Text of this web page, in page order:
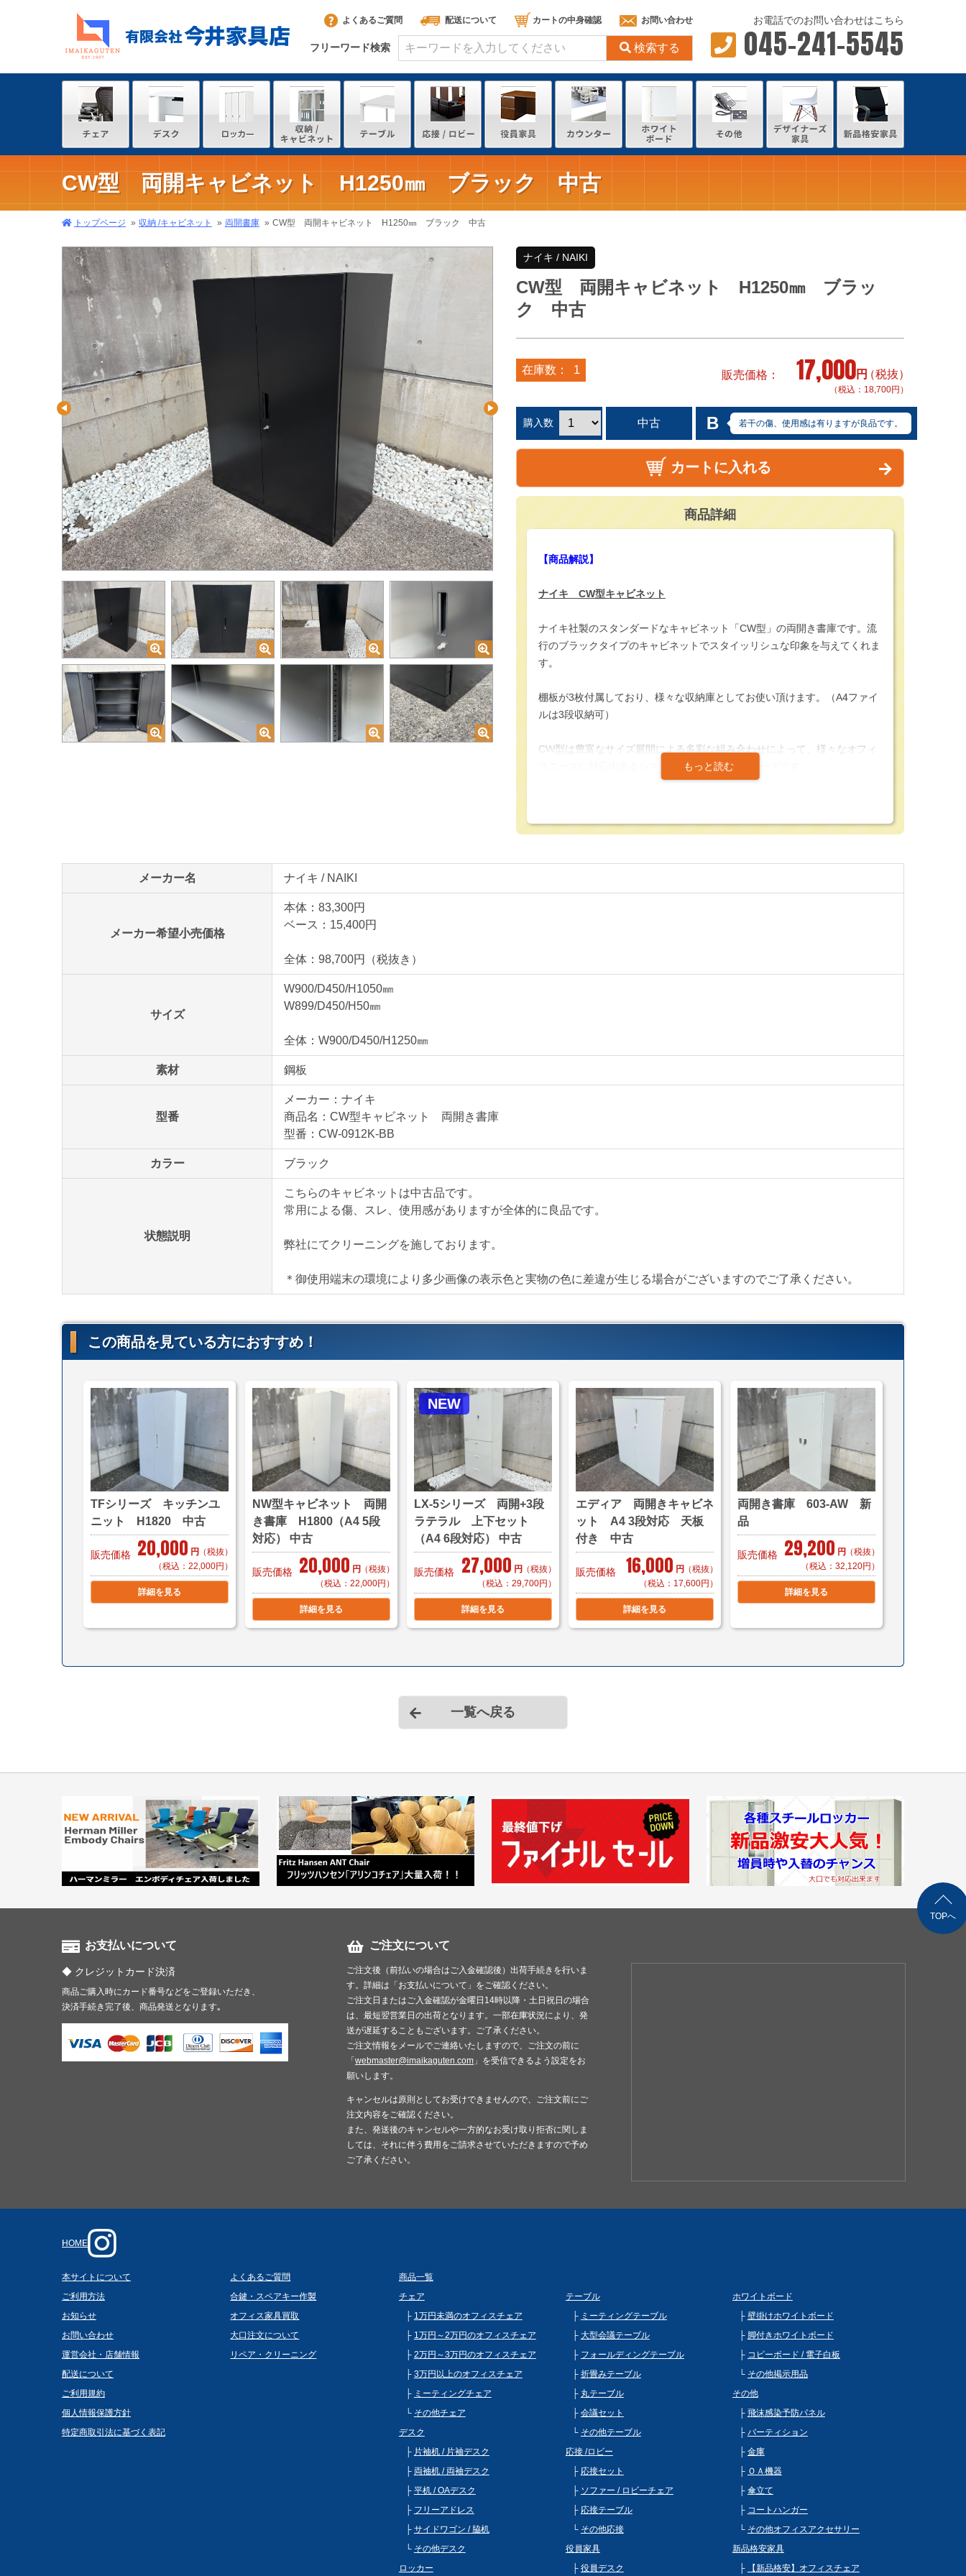
よくあるご質問 配送について カートの中身確認 お問い合わせ
フリーワード検索 検索する
お電話でのお問い合わせはこちら
045-241-5545
CW型 両開キャビネット H1250㎜ ブラック 中古
トップページ 収納 /キャビネット 両開書庫 CW型 両開キャビネット H1250㎜ ブラック 中古
ナイキ / NAIKI
CW型 両開キャビネット H1250㎜ ブラッ
ク 中古
販売価格 17,000円（税抜）
（税込：18,700円）
在庫数： 1
購入数 中古 B 若干の傷、使用感は有りますが良品です。
カートに入れる
商品詳細
【商品解説】
ナイキ CW型キャビネット
ナイキ社製のスタンダードなキャビネット「CW型」の両開き書庫です。流
行のブラックタイプのキャビネットでスタイッリシュな印象を与えてくれま
す。
棚板が3枚付属しており、様々な収納庫としてお使い頂けます。（A4ファイ
ルは3段収納可）
CW型は豊富なサイズ展開による多彩な組み合わせによって、様々なオフィ
スニーズに対応出来るシステムキャビネットシリーズです。
中では一番使い勝手が良いとされています。
施錠にはインジゲーター付シリンダーとリバーシブルキーを採用しており、
■アジャスター付きベース付属
＊鍵の複製は本体と同時購入の場合1本 500円（税別）で承ります。
【送料・配送について】
自社便についてはこちら
＜家財おまかせ便＞
(搬入・設置までいたします)
サイズ：Ｄランク(300cmまで)
家財おまかせ便料金はこちら
＜送料例＞
■横浜市内 1台 ￥1,100～（自社便・軒先渡し＊要お客様搬入）
1台 ￥2,200～（自社便・搬入設置/1階又はEV有り）
＊区により異なります。
■東京23区 1台 ￥5,500～（自社便・軒先渡し＊要お客様搬入）
1台 ￥8,800～（自社便・搬入設置/1階又はEV有り）
＊複数商品の同時配送も可能です。
て頂きます。
メーカー名 ナイキ / NAIKI
メーカー希望小売価格
本体：83,300円
ベース：15,400円
全体：98,700円（税抜き）
サイズ
W900/D450/H1050㎜
W899/D450/H50㎜
全体：W900/D450/H1250㎜
素材 鋼板
型番
メーカー：ナイキ
商品名：CW型キャビネット 両開き書庫
型番：CW-0912K-BB
カラー ブラック
状態説明
こちらのキャビネットは中古品です。
常用による傷、スレ、使用感がありますが全体的に良品です。
弊社にてクリーニングを施しております。
＊御使用端末の環境により多少画像の表示色と実物の色に差違が生じる場合がございますのでご了承ください。
この商品を見ている方におすすめ！
TFシリーズ キッチンユ
ニット H1820 中古
販売価格 20,000 円 （税抜）
（税込：22,000円）
詳細を見る
NW型キャビネット 両開
き書庫 H1800（A4 5段
対応） 中古
販売価格 20,000 円 （税抜）
（税込：22,000円）
詳細を見る
NEW
LX-5シリーズ 両開+3段
ラテラル 上下セット
（A4 6段対応） 中古
販売価格 27,000 円 （税抜）
（税込：29,700円）
詳細を見る
エディア 両開きキャビネ
ット A4 3段対応 天板
付き 中古
販売価格 16,000 円 （税抜）
（税込：17,600円）
詳細を見る
両開き書庫 603-AW 新
品
販売価格 29,200 円 （税抜）
（税込：32,120円）
詳細を見る
一覧へ戻る
お支払いについて
クレジットカード決済
商品ご購入時にカード番号などをご登録いただき、
決済手続き完了後、商品発送となります｡
ご注文について
ご注文後（前払いの場合はご入金確認後）出荷手続きを行いま
す。詳細は「お支払いについて」をご確認ください。
ご注文日またはご入金確認が金曜日14時以降・土日祝日の場合
は、最短翌営業日の出荷となります。一部在庫状況により、発
送が遅延することもございます。ご了承ください。
ご注文情報をメールでご連絡いたしますので、ご注文の前に
「webmaster@imaikaguten.com 」を受信できるよう設定をお
願いします。
キャンセルは原則としてお受けできませんので、ご注文前にご
注文内容をご確認ください。
また、発送後のキャンセルや一方的なお受け取り拒否に関しま
しては、それに伴う費用をご請求させていただきますので予め
ご了承ください。
HOME
本サイトについて
ご利用方法
お知らせ
お問い合わせ
運営会社・店舗情報
配送について
ご利用規約
個人情報保護方針
特定商取引法に基づく表記
よくあるご質問
合鍵・スペアキー作製
オフィス家具買取
大口注文について
リペア・クリーニング
商品一覧
チェア
1万円未満のオフィスチェア
1万円～2万円のオフィスチェア
2万円～3万円のオフィスチェア
3万円以上のオフィスチェア
ミーティングチェア
その他チェア
デスク
片袖机 / 片袖デスク
両袖机 / 両袖デスク
平机 / OAデスク
フリーアドレス
サイドワゴン / 脇机
その他デスク
ロッカー
テーブル
ミーティングテーブル
大型会議テーブル
フォールディングテーブル
折畳みテーブル
丸テーブル
会議セット
その他テーブル
応接 /ロビー
応接セット
ソファー / ロビーチェア
応接テーブル
その他応接
役員家具
役員デスク
ホワイトボード
壁掛けホワイトボード
脚付きホワイトボード
コピーボード / 電子白板
その他掲示用品
その他
飛沫感染予防パネル
パーティション
金庫
ＯＡ機器
傘立て
コートハンガー
その他オフィスアクセサリー
新品格安家具
【新品格安】オフィスチェア
TOPへ